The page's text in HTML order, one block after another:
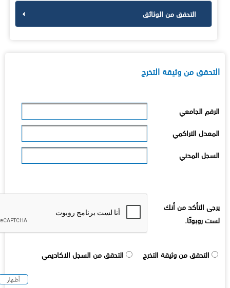
التحقق من الوثائق
من وثيقة التخرج
الجامعي
التراكمي
المدني
التأكد من أنك
روبوتًا.
التحقق من وثيقة التخرج التحقق من السجل الاكاديمي